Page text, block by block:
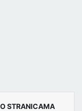
STRANICAMA